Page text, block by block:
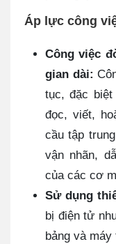
Áp lực công
Công việc
gian dài:
tục, đặc
đọc, viết,
cầu tập
vận nhãn,
của các cơ
Sử dụng
bị điện tử
bảng và